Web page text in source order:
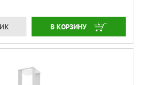
ЗАКАЗАТЬ